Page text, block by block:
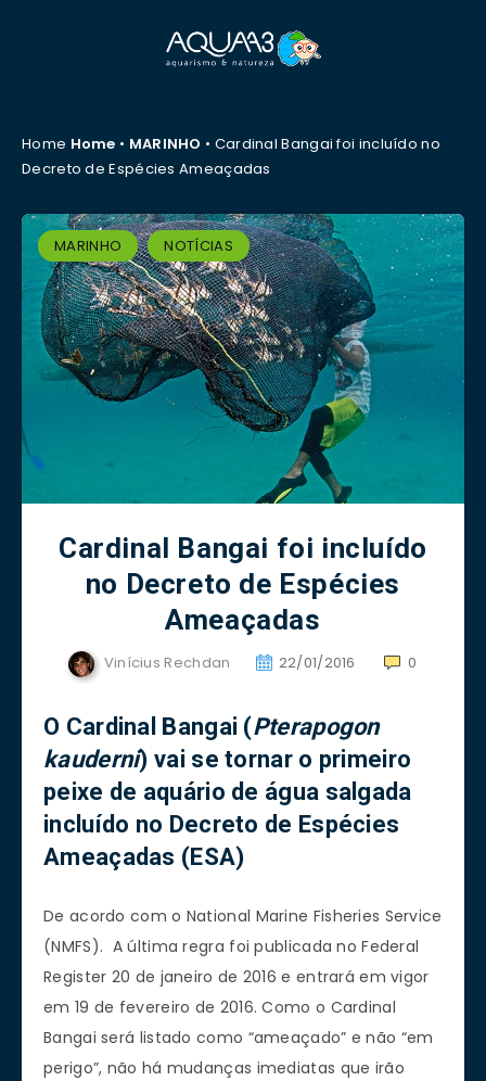
Home Home • MARINHO • Cardinal Bangai foi incluído no
Decreto de Espécies Ameaçadas
MARINHO NOTÍCIAS
Cardinal Bangai foi incluído
no Decreto de Espécies
Ameaçadas
Vinícius Rechdan 22/01/2016 0
O Cardinal Bangai (Pterapogon
kauderni) vai se tornar o primeiro
peixe de aquário de água salgada
incluído no Decreto de Espécies
Ameaçadas (ESA)
De acordo com o National Marine Fisheries Service
(NMFS). A última regra foi publicada no Federal
Register 20 de janeiro de 2016 e entrará em vigor
em 19 de fevereiro de 2016. Como o Cardinal
Bangai será listado como “ameaçado” e não “em
perigo”, não há mudanças imediatas que irão